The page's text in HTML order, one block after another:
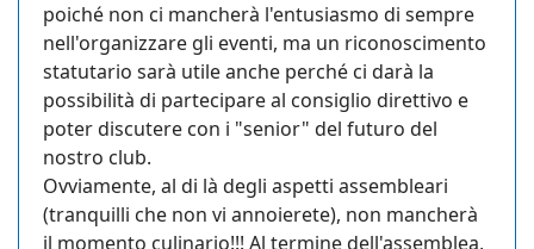
poiché non ci mancherà l'entusiasmo di sempre
nell'organizzare gli eventi, ma un riconoscimento
statutario sarà utile anche perché ci darà la
possibilità di partecipare al consiglio direttivo e
poter discutere con i "senior" del futuro del
nostro club.
Ovviamente, al di là degli aspetti assembleari
(tranquilli che non vi annoierete), non mancherà
il momento culinario!!! Al termine dell'assemblea,